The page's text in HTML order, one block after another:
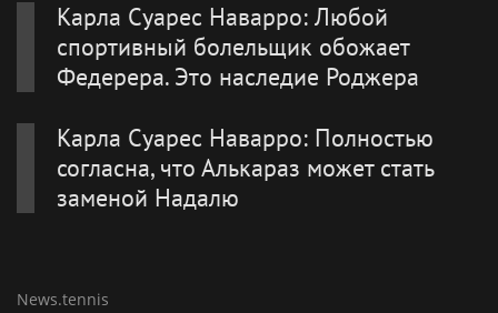
Карла Суарес Наварро: Любой
спортивный болельщик обожает
Федерера. Это наследие Роджера
Карла Суарес Наварро: Полностью
согласна, что Алькараз может стать
заменой Надалю
News.tennis